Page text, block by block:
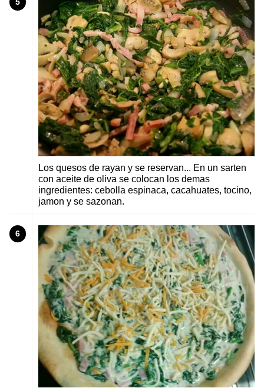
5
Los quesos de rayan y se reservan... En un sarten
con aceite de oliva se colocan los demas
ingredientes: cebolla espinaca, cacahuates, tocino,
jamon y se sazonan.
6